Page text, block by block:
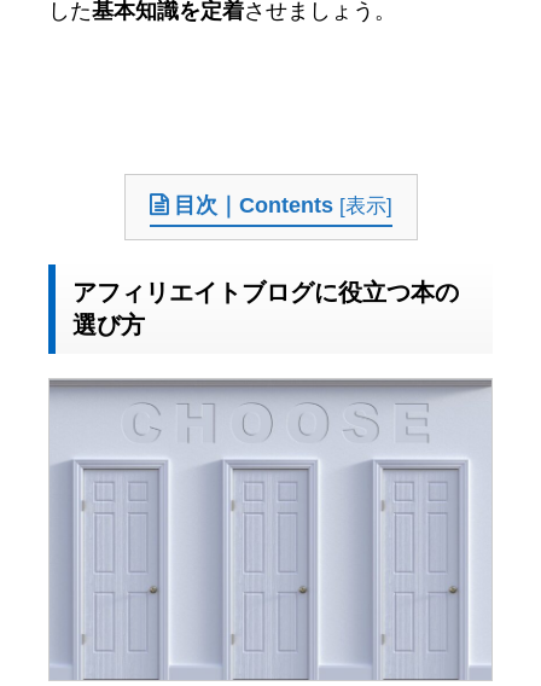
した基本知識を定着させましょう。
目次｜Contents [表示]
アフィリエイトブログに役立つ本の
選び方